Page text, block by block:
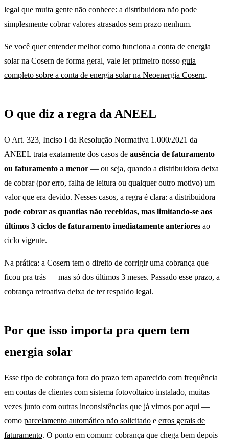
legal que muita gente não conhece: a distribuidora não pode
simplesmente cobrar valores atrasados sem prazo nenhum.
Se você quer entender melhor como funciona a conta de energia
solar na Cosern de forma geral, vale ler primeiro nosso guia
completo sobre a conta de energia solar na Neoenergia Cosern.
O que diz a regra da ANEEL
O Art. 323, Inciso I da Resolução Normativa 1.000/2021 da
ANEEL trata exatamente dos casos de ausência de faturamento
ou faturamento a menor — ou seja, quando a distribuidora deixa
de cobrar (por erro, falha de leitura ou qualquer outro motivo) um
valor que era devido. Nesses casos, a regra é clara: a distribuidora
pode cobrar as quantias não recebidas, mas limitando-se aos
últimos 3 ciclos de faturamento imediatamente anteriores ao
ciclo vigente.
Na prática: a Cosern tem o direito de corrigir uma cobrança que
ficou pra trás — mas só dos últimos 3 meses. Passado esse prazo, a
cobrança retroativa deixa de ter respaldo legal.
Por que isso importa pra quem tem
energia solar
Esse tipo de cobrança fora do prazo tem aparecido com frequência
em contas de clientes com sistema fotovoltaico instalado, muitas
vezes junto com outras inconsistências que já vimos por aqui —
como parcelamento automático não solicitado e erros gerais de
faturamento. O ponto em comum: cobrança que chega bem depois